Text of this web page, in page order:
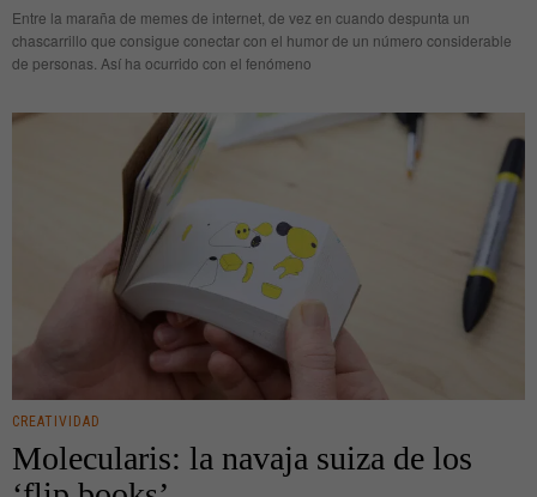
Entre la maraña de memes de internet, de vez en cuando despunta un
chascarrillo que consigue conectar con el humor de un número considerable
de personas. Así ha ocurrido con el fenómeno
CREATIVIDAD
Molecularis: la navaja suiza de los